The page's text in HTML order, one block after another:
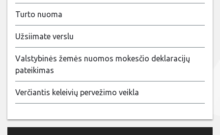
Turto nuoma
Užsiimate verslu
Valstybinės žemės nuomos mokesčio deklaracijų
pateikimas
Verčiantis keleivių pervežimo veikla